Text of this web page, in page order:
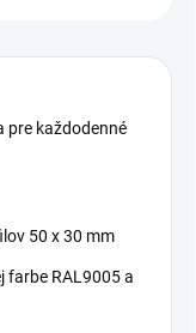
pre každodenné
50 x 30 mm
farbe RAL9005 a